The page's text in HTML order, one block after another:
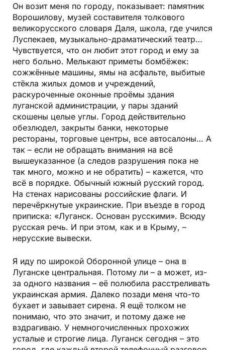
Он возит меня по городу, показывает: памятник
Ворошилову, музей составителя толкового
великорусского словаря Даля, школа, где учился
Луспекаев, музыкально-драматический театр…
Чувствуется, что он любит этот город и ему за
него больно. Мелькают приметы бомбёжек:
сожжённые машины, ямы на асфальте, выбитые
стёкла жилых домов и учреждений,
раскуроченные оконные проёмы здания
луганской администрации, у пары зданий
скошены целые углы. Город действительно
обезлюдел, закрыты банки, некоторые
рестораны, торговые центры, все автосалоны… А
так – если не обращать внимания на всё
вышеуказанное (а следов разрушения пока не
так много, можно и не обратить) – кажется, что
всё в порядке. Обычный южный русский город.
На стенах нарисованы российские флаги. И
перечёркнутые украинские. При въезде в город
приписка: «Луганск. Основан русскими». Всюду
русская речь. И при этом, как и в Крыму, –
нерусские вывески.
Я иду по широкой Оборонной улице – она в
Луганске центральная. Потому ли – а может, из-
за одного названия – её полюбила расстреливать
украинская армия. Далеко позади меня что-то
бухает и завывает сирена. Я ещё толком не
понимаю, что это значит, и потому даже не
вздрагиваю. У немногочисленных прохожих
усталые и строгие лица. Луганск сегодня – это